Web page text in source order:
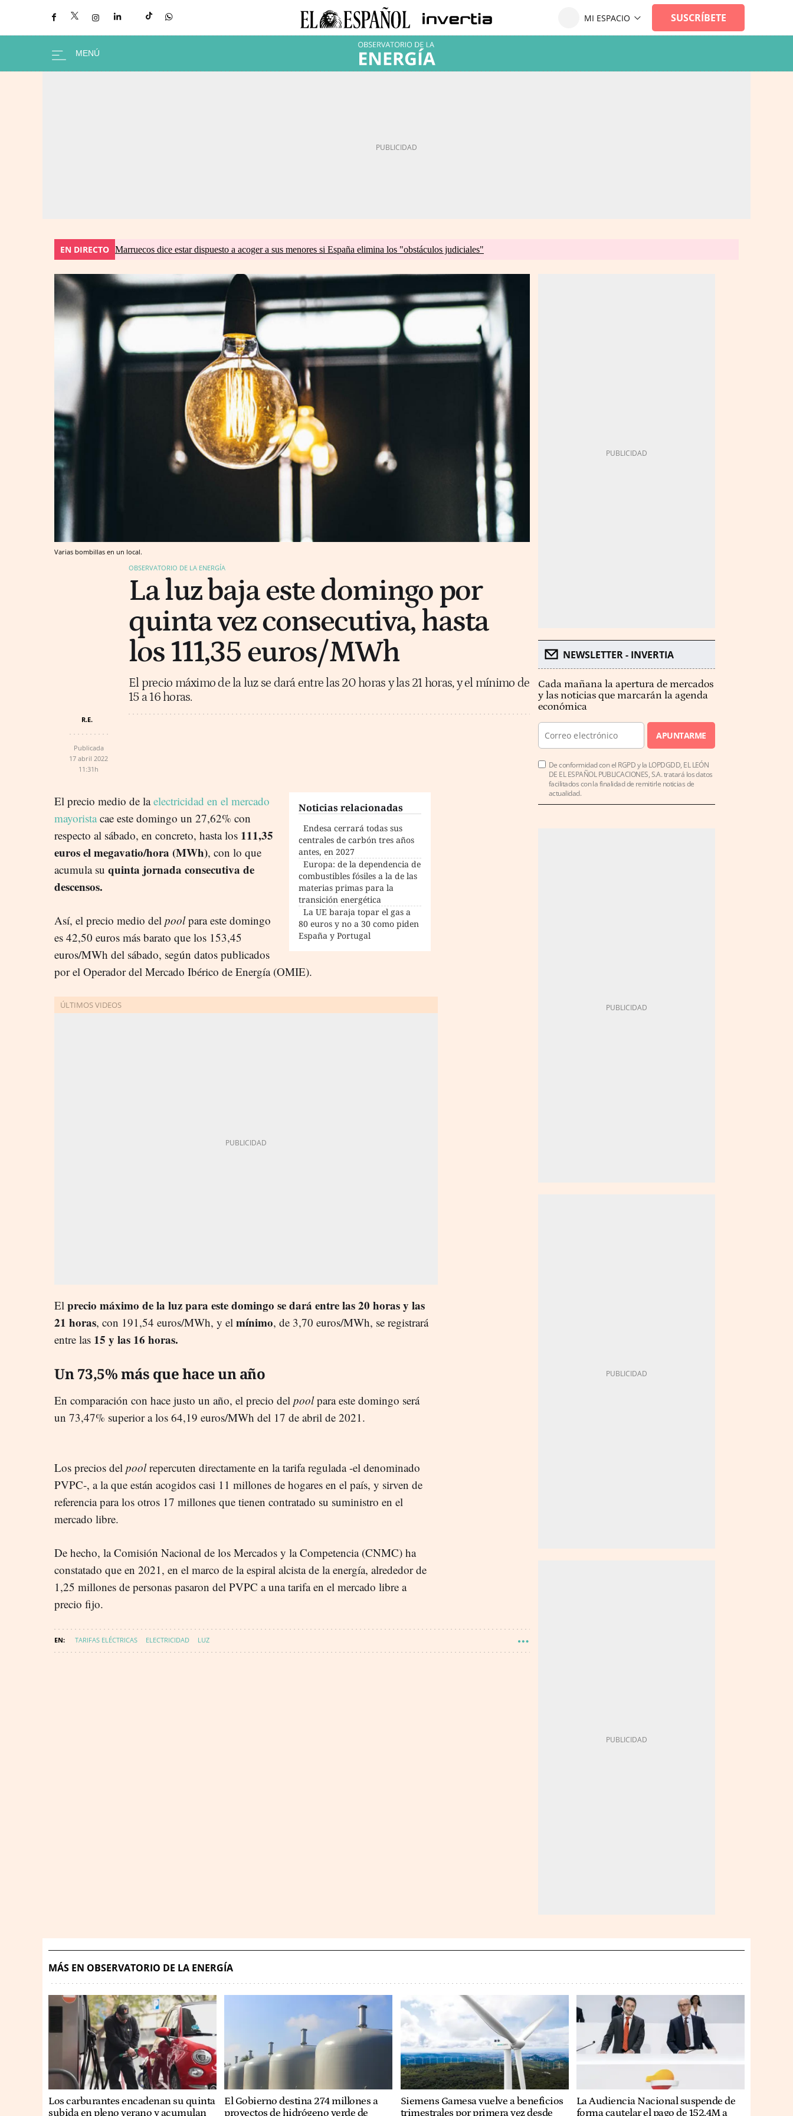
EN DIRECTO Marruecos dice estar dispuesto a acoger a sus menores si España elimina los "obstáculos judiciales"
Varias bombillas en un local.
OBSERVATORIO DE LA ENERGÍA
La luz baja este domingo por
quinta vez consecutiva, hasta
los 111,35 euros/MWh
El precio máximo de la luz se dará entre las 20 horas y las 21 horas, y el mínimo de
15 a 16 horas.
R.E.
Publicada
17 abril 2022
11:31h
Noticias relacionadas
Endesa cerrará todas sus
centrales de carbón tres años
antes, en 2027
Europa: de la dependencia de
combustibles fósiles a la de las
materias primas para la
transición energética
La UE baraja topar el gas a
80 euros y no a 30 como piden
España y Portugal
El precio medio de laelectricidad en el mercado
mayoristacae este domingo un 27,62% con
respecto al sábado, en concreto, hasta los 111,35
euros el megavatio/hora (MWh), con lo que
acumula su quinta jornada consecutiva de
descensos.
Así, el precio medio del poolpara este domingo
es 42,50 euros más barato que los 153,45
euros/MWh del sábado, según datos publicados
por el Operador del Mercado Ibérico de Energía (OMIE).
El precio máximo de la luz para este domingo se dará entre las 20 horas y las
21 horas, con 191,54 euros/MWh, y el mínimo, de 3,70 euros/MWh, se registrará
entre las 15 y las 16 horas.
Un 73,5% más que hace un año
En comparación con hace justo un año, el precio del poolpara este domingo será
un 73,47% superior a los 64,19 euros/MWh del 17 de abril de 2021.
Los precios del poolrepercuten directamente en la tarifa regulada -el denominado
PVPC-, a la que están acogidos casi 11 millones de hogares en el país, y sirven de
referencia para los otros 17 millones que tienen contratado su suministro en el
mercado libre.
De hecho, la Comisión Nacional de los Mercados y la Competencia (CNMC) ha
constatado que en 2021, en el marco de la espiral alcista de la energía, alrededor de
1,25 millones de personas pasaron del PVPC a una tarifa en el mercado libre a
precio fijo.
TARIFAS ELÉCTRICAS ELECTRICIDAD LUZ
NEWSLETTER - INVERTIA
Cada mañana la apertura de mercados
y las noticias que marcarán la agenda
económica
APUNTARME
De conformidad con el RGPD y la LOPDGDD, EL LEÓN
DE EL ESPAÑOL PUBLICACIONES, S.A. tratará los datos
facilitados con la finalidad de remitirle noticias de
actualidad.
MÁS EN OBSERVATORIO DE LA ENERGÍA
Los carburantes encadenan su quinta
subida en pleno verano y acumulan
El Gobierno destina 274 millones a
proyectos de hidrógeno verde de
Siemens Gamesa vuelve a beneficios
trimestrales por primera vez desde
La Audiencia Nacional suspende de
forma cautelar el pago de 152,4M a